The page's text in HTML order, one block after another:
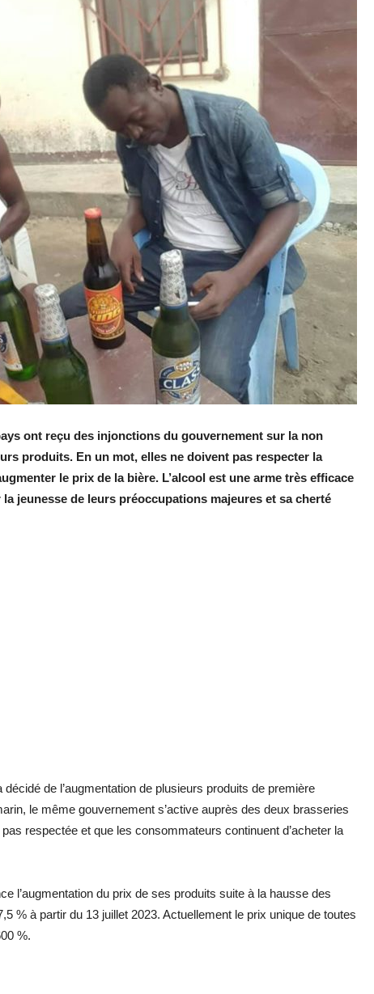
ont reçu des injonctions du gouvernement sur la non
produits. En un mot, elles ne doivent pas respecter la
le prix de la bière. L’alcool est une arme très efficace
jeunesse de leurs préoccupations majeures et sa cherté
de l’augmentation de plusieurs produits de première
le même gouvernement s’active auprès des deux brasseries
respectée et que les consommateurs continuent d’acheter la
l’augmentation du prix de ses produits suite à la hausse des
% à partir du 13 juillet 2023. Actuellement le prix unique de toutes
%.